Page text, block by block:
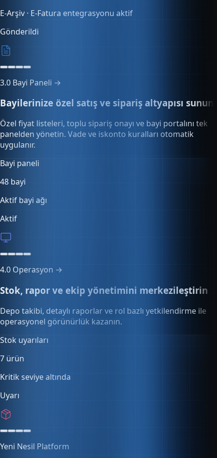
324.180,50₺
3 kasa · 2 banka hesabı
3.0 Bayi Paneli →
Bayilerinize özel satış ve sipariş altyapısı sunun
Özel fiyat listeleri, toplu sipariş onayı ve bayi portalını tek
panelden yönetin. Vade ve iskonto kuralları otomatik
uygulanır.
Toplu sipariş yönetimi
12 sipariş
Onay bekleyen siparişler
4.0Operasyon →
Stok, rapor ve ekip yönetimini merkezileştirin
Depo takibi, detaylı raporlar ve rol bazlı yetkilendirme ile
Çoklu kullanıcı
12 kullanıcı
5 aktif oturum
Yeni Nesil Platform